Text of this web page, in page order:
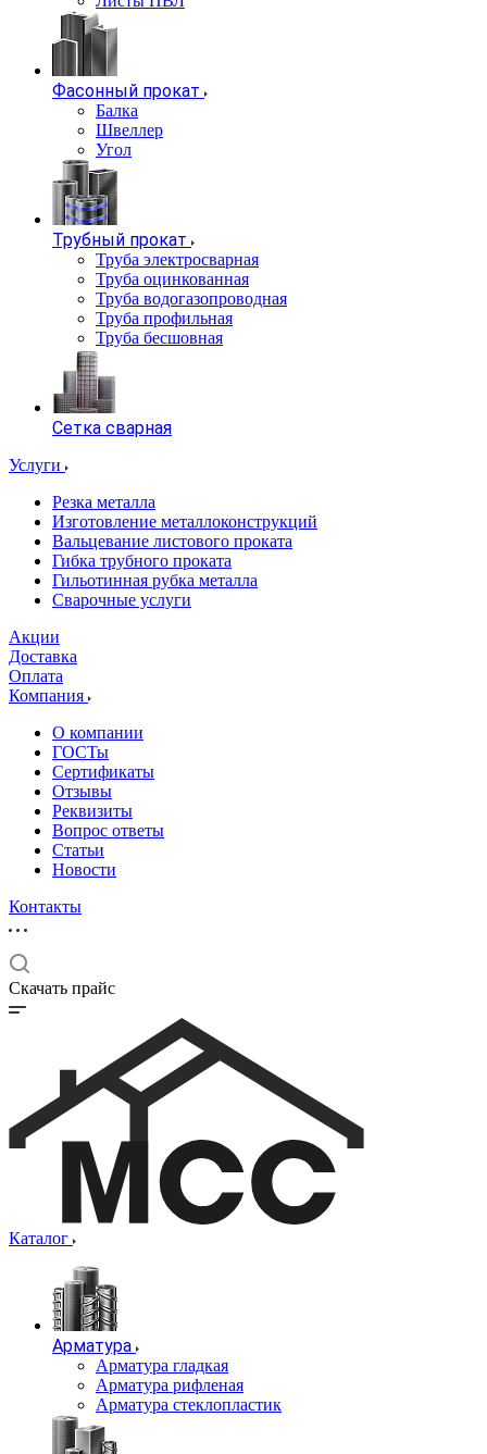
Фасонный прокат
Балка
Швеллер
Угол
Трубный прокат
Труба электросварная
Труба оцинкованная
Труба водогазопроводная
Труба профильная
Труба бесшовная
Сетка сварная
Услуги
Резка металла
Изготовление металлоконструкций
Вальцевание листового проката
Гибка трубного проката
Гильотинная рубка металла
Сварочные услуги
Акции
Доставка
Оплата
Компания
О компании
ГОСТы
Сертификаты
Отзывы
Реквизиты
Вопрос ответы
Статьи
Новости
Контакты
Скачать прайс
Каталог
Арматура
Арматура гладкая
Арматура рифленая
Арматура стеклопластик